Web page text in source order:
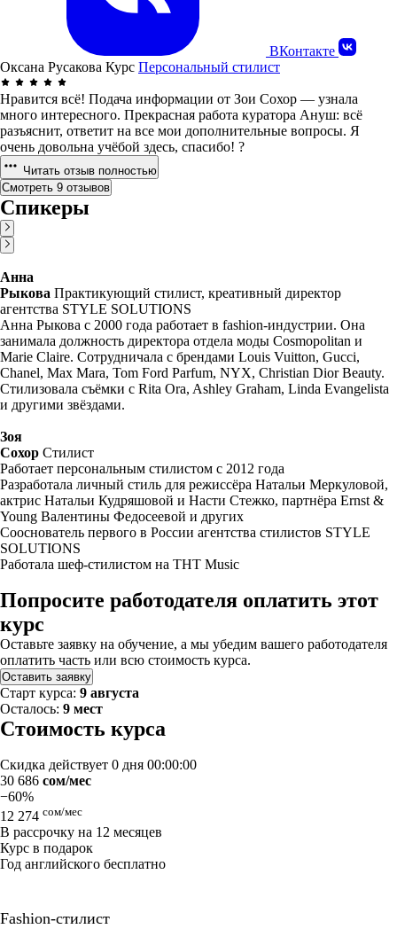
ВКонтакте
Оксана Русакова Курс Персональный стилист
Нравится всё! Подача информации от Зои Сохор — узнала
много интересного. Прекрасная работа куратора Ануш: всё
разъяснит, ответит на все мои дополнительные вопросы. Я
очень довольна учёбой здесь, спасибо! ?
Читать отзыв полностью
Смотреть 9 отзывов
Спикеры
Анна
Рыкова Практикующий стилист, креативный директор
агентства STYLE SOLUTIONS
Анна Рыкова с 2000 года работает в fashion-индустрии. Она
занимала должность директора отдела моды Cosmopolitan и
Marie Claire. Сотрудничала с брендами Louis Vuitton, Gucci,
Chanel, Max Mara, Tom Ford Parfum, NYX, Christian Dior Beauty.
Стилизовала съёмки c Rita Ora, Ashley Graham, Linda Evangelista
и другими звёздами.
Зоя
Сохор Стилист
Работает персональным стилистом с 2012 года
Разработала личный стиль для режиссёра Натальи Меркуловой,
актрис Натальи Кудряшовой и Насти Стежко, партнёра Ernst &
Young Валентины Федосеевой и других
Сооснователь первого в России агентства стилистов STYLE
SOLUTIONS
Работала шеф-стилистом на ТНТ Music
Попросите работодателя оплатить этот
курс
Оставьте заявку на обучение, а мы убедим вашего работодателя
оплатить часть или всю стоимость курса.
Оставить заявку
Старт курса: 9 августа
Осталось: 9 мест
Стоимость курса
Скидка действует 0 дня 00:00:00
30 686 сом/мес
−60%
12 274 сом/мес
В рассрочку на 12 месяцев
Курс в подарок
Год английского бесплатно
Fashion-стилист